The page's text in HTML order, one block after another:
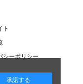
ト
シーポリシー
承諾する